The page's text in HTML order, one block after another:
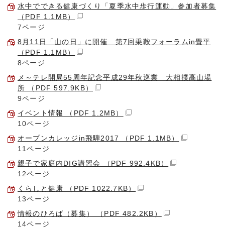
水中でできる健康づくり「夏季水中歩行運動」参加者募集
（PDF 1.1MB）
7ページ
8月11日「山の日」に開催 第7回乗鞍フォーラムin畳平
（PDF 1.1MB）
8ページ
メ～テレ開局55周年記念平成29年秋巡業 大相撲高山場
所 （PDF 597.9KB）
9ページ
イベント情報 （PDF 1.2MB）
10ページ
オープンカレッジin飛騨2017 （PDF 1.1MB）
11ページ
親子で家庭内DIG講習会 （PDF 992.4KB）
12ページ
くらしと健康 （PDF 1022.7KB）
13ページ
情報のひろば（募集） （PDF 482.2KB）
14ページ